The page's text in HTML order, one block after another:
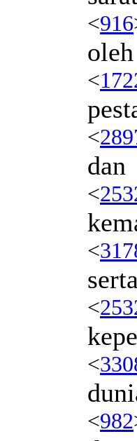
<916
oleh
<
<
dan
<
<
serta
<
<
<982